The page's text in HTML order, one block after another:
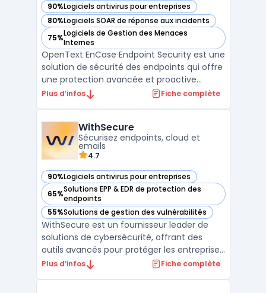
90%Logiciels antivirus pour entreprises
— voir OpenText EnCase Endpoint Security dans cette
80%Logiciels SOAR de réponse aux incidents
— voir OpenText EnCase Endpoint Security dans cette
75%Logiciels de Gestion des Menaces
Internes
— voir OpenText EnCase Endpoint Security dans cette
OpenText EnCase Endpoint Security est une
solution de sécurité des endpoints qui offre
une protection avancée et proactive
contre les menaces ciblant les terminaux
logiciel analyse les comportements
suspects sur les post ...
Plus d’infos Fiche complète
WithSecure
Sécurisez endpoints, cloud et
emails
4.7
90%Logiciels antivirus pour entreprises
— voir WithSecure dans cette catégorie
65%Solutions EPP & EDR de protection des
endpoints
— voir WithSecure dans cette catégorie
55%Solutions de gestion des vulnérabilités
— voir WithSecure dans cette catégorie
WithSecure est un fournisseur leader de
solutions de cybersécurité, offrant des
outils avancés pour protéger les entreprises
contre les cybermenaces modernes. En
Plus d’infos Fiche complète